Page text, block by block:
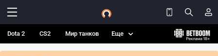
Dota 2 CS2 Мир танков Еще